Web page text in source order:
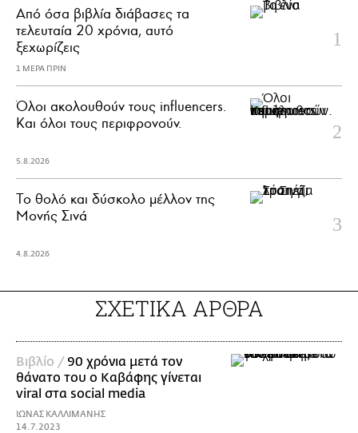
Από όσα βιβλία διάβασες τα
τελευταία 20 χρόνια, αυτό
ξεχωρίζεις
1 ΜΕΡΑ ΠΡΙΝ
Όλοι ακολουθούν τους influencers.
Και όλοι τους περιφρονούν.
5.8.2026
Το θολό και δύσκολο μέλλον της
Μονής Σινά
4.8.2026
ΣΧΕΤΙΚΑ ΑΡΘΡΑ
Βιβλίο / 90 χρόνια μετά τον
θάνατο του ο Καβάφης γίνεται
viral στα social media
ΙΩΝΑΣ ΚΑΛΛΙΜΑΝΗΣ
14.7.2023